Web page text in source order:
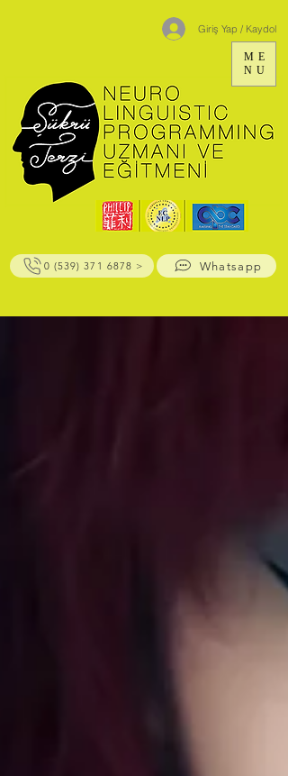
Giriş Yap / Kaydol
ME
NU
0 (539) 371 6878 > Whatsapp